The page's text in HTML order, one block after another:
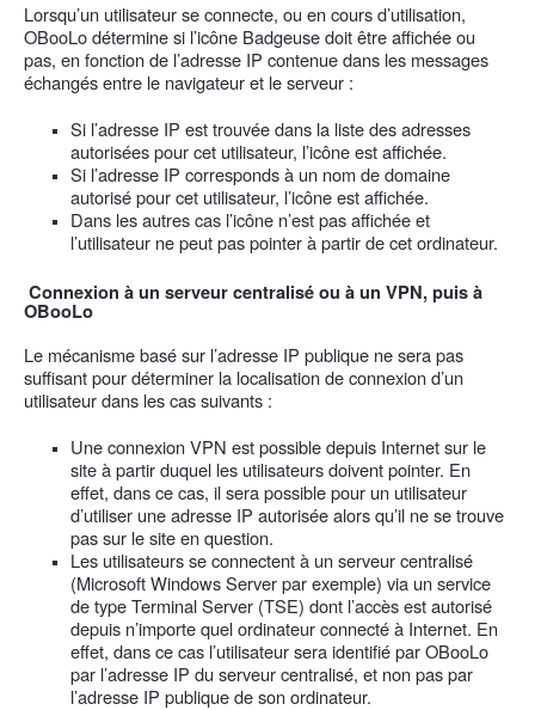
Lorsqu’un utilisateur se connecte, ou en cours d’utilisation,
OBooLo détermine si l’icône Badgeuse doit être affichée ou
pas, en fonction de l’adresse IP contenue dans les messages
échangés entre le navigateur et le serveur :
Si l’adresse IP est trouvée dans la liste des adresses
autorisées pour cet utilisateur, l’icône est affichée.
Si l’adresse IP corresponds à un nom de domaine
autorisé pour cet utilisateur, l’icône est affichée.
Dans les autres cas l’icône n’est pas affichée et
l’utilisateur ne peut pas pointer à partir de cet ordinateur.
Connexion à un serveur centralisé ou à un VPN, puis à
OBooLo
Le mécanisme basé sur l’adresse IP publique ne sera pas
suffisant pour déterminer la localisation de connexion d’un
utilisateur dans les cas suivants :
Une connexion VPN est possible depuis Internet sur le
site à partir duquel les utilisateurs doivent pointer. En
effet, dans ce cas, il sera possible pour un utilisateur
d’utiliser une adresse IP autorisée alors qu’il ne se trouve
pas sur le site en question.
Les utilisateurs se connectent à un serveur centralisé
(Microsoft Windows Server par exemple) via un service
de type Terminal Server (TSE) dont l’accès est autorisé
depuis n’importe quel ordinateur connecté à Internet. En
effet, dans ce cas l’utilisateur sera identifié par OBooLo
par l’adresse IP du serveur centralisé, et non pas par
l’adresse IP publique de son ordinateur.